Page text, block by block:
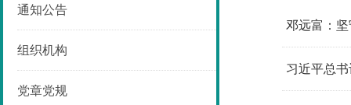
通知公告
组织机构
党章党规
邓远富：
习近平总